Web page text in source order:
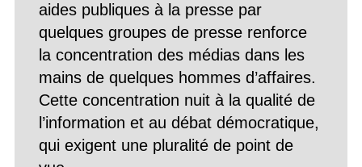
aides publiques à la presse par
quelques groupes de presse renforce
la concentration des médias dans les
mains de quelques hommes d’affaires.
Cette concentration nuit à la qualité de
l’information et au débat démocratique,
qui exigent une pluralité de point de